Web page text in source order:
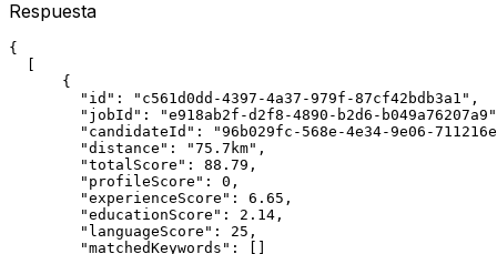
Respuesta
{
  [
      {
        "id": "c561d0dd-4397-4a37-979f-87cf42bdb3a1",
"jobId": "e918ab2f-d2f8-4890-b2d6-
"candidateId": "96b029fc-568e-4e34-9e06-
        "distance": "75.7km",
        "totalScore": 88.79,
        "profileScore": 0,
        "experienceScore": 6.65,
        "educationScore": 2.14,
        "languageScore": 25,
        "matchedKeywords": []